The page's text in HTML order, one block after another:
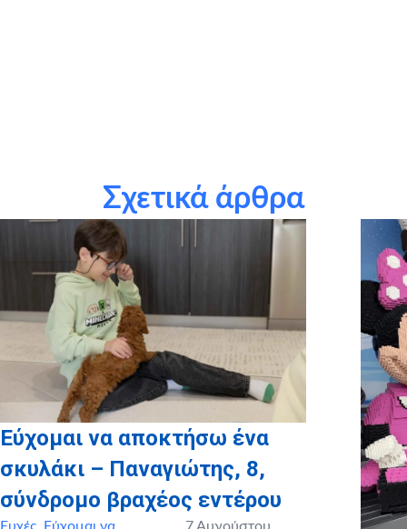
Apivita, Άρτιστον, ζαχαροπλαστείο Ανεμώνη, MyIkona
την εταιρεία Craftbox.gr
για την αποστολή birthday box –
έκπληξη σε όλα τα παιδιά μας, καθώς και το
για
τη χορηγία όλων των προσωποποιημένων φωτογραφικών
άλμπουμ των παιδιών μας!
Σχετικά άρθρα
Εύχομαι να αποκτήσω ένα
σκυλάκι – Παναγιώτης, 8,
σύνδρομο βραχέος εντέρου